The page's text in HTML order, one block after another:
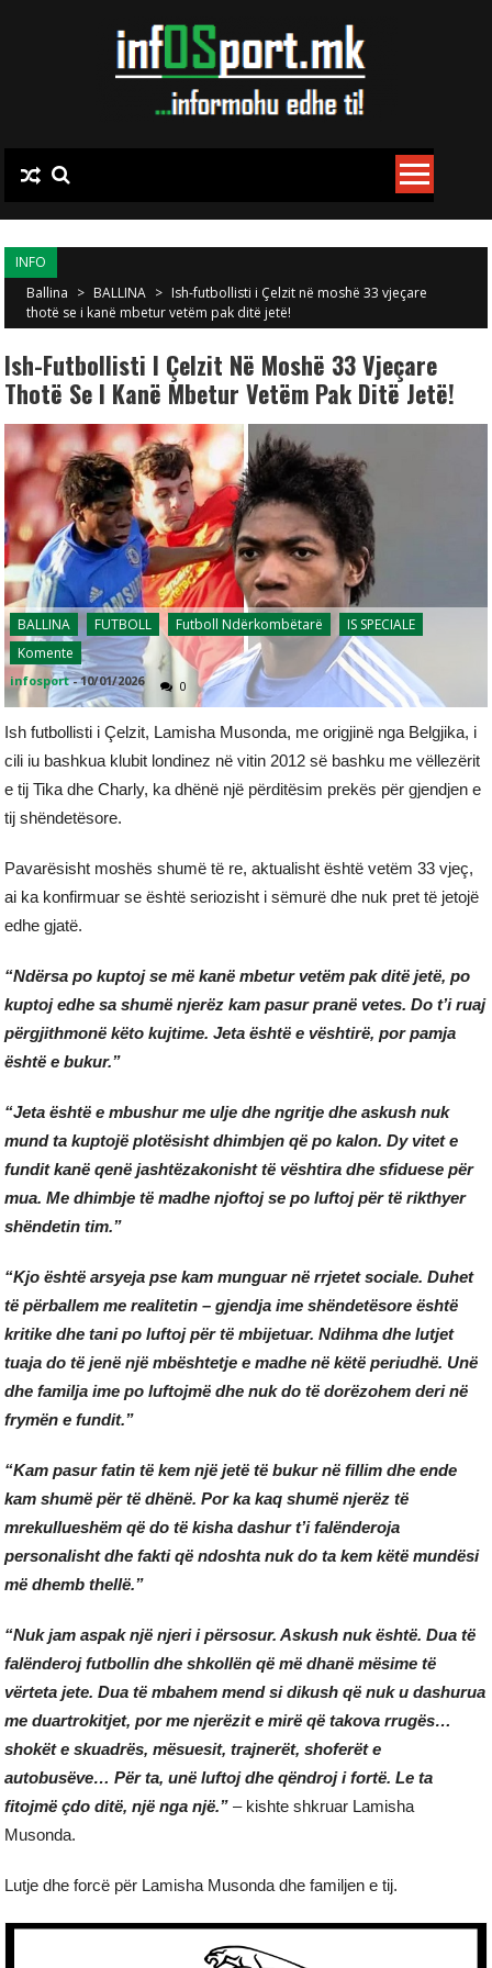
INFO
Ballina > BALLINA > Ish-futbollisti i Çelzit në moshë 33 vjeçare
thotë se i kanë mbetur vetëm pak ditë jetë!
Ish-Futbollisti I Çelzit Në Moshë 33 Vjeçare
Thotë Se I Kanë Mbetur Vetëm Pak Ditë Jetë!
BALLINA FUTBOLL Futboll Ndërkombëtarë
IS SPECIALE
Komente
infosport -10/01/2026 0
Ish futbollisti i Çelzit, Lamisha Musonda, me origjinë nga Belgjika, i
cili iu bashkua klubit londinez në vitin 2012 së bashku me vëllezërit
e tij Tika dhe Charly, ka dhënë një përditësim prekës për gjendjen e
tij shëndetësore.
Pavarësisht moshës shumë të re, aktualisht është vetëm 33 vjeç,
ai ka konfirmuar se është seriozisht i sëmurë dhe nuk pret të jetojë
edhe gjatë.
“Ndërsa po kuptoj se më kanë mbetur vetëm pak ditë jetë, po
kuptoj edhe sa shumë njerëz kam pasur pranë vetes. Do t’i ruaj
përgjithmonë këto kujtime. Jeta është e vështirë, por pamja
është e bukur.”
“Jeta është e mbushur me ulje dhe ngritje dhe askush nuk
mund ta kuptojë plotësisht dhimbjen që po kalon. Dy vitet e
fundit kanë qenë jashtëzakonisht të vështira dhe sfiduese për
mua. Me dhimbje të madhe njoftoj se po luftoj për të rikthyer
shëndetin tim.”
“Kjo është arsyeja pse kam munguar në rrjetet sociale. Duhet
të përballem me realitetin – gjendja ime shëndetësore është
kritike dhe tani po luftoj për të mbijetuar. Ndihma dhe lutjet
tuaja do të jenë një mbështetje e madhe në këtë periudhë. Unë
dhe familja ime po luftojmë dhe nuk do të dorëzohem deri në
frymën e fundit.”
“Kam pasur fatin të kem një jetë të bukur në fillim dhe ende
kam shumë për të dhënë. Por ka kaq shumë njerëz të
mrekullueshëm që do të kisha dashur t’i falënderoja
personalisht dhe fakti që ndoshta nuk do ta kem këtë mundësi
më dhemb thellë.”
“Nuk jam aspak një njeri i përsosur. Askush nuk është. Dua të
falënderoj futbollin dhe shkollën që më dhanë mësime të
vërteta jete. Dua të mbahem mend si dikush që nuk u dashurua
me duartrokitjet, por me njerëzit e mirë që takova rrugës…
shokët e skuadrës, mësuesit, trajnerët, shoferët e
autobusëve… Për ta, unë luftoj dhe qëndroj i fortë. Le ta
fitojmë çdo ditë, një nga një.” – kishte shkruar Lamisha
Musonda.
Lutje dhe forcë për Lamisha Musonda dhe familjen e tij.